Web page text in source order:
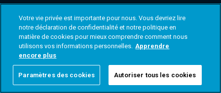
Votre vie privée est importante pour nous. Vous devriez lire
notre déclaration de confidentialité et notre politique en
matière de cookies pour mieux comprendre comment nous
utilisons vos informations personnelles. Apprendre
encore plus
Paramètres des cookies Autoriser tous les cookies